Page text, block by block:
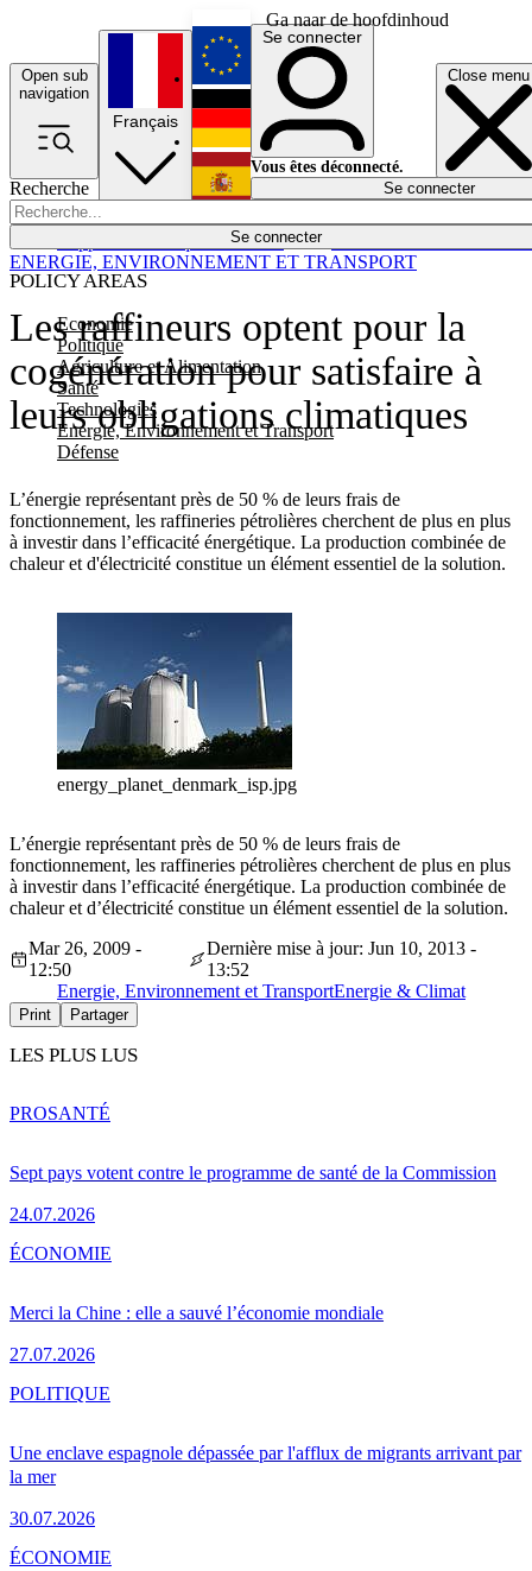
Ga naar de hoofdinhoud
Open sub
navigation
Close menu
Recherche
Se connecter
POLICY AREAS
Economie
Politique
Agriculture et Alimentation
Santé
Technologies
Energie, Environnement et Transport
Défense
Économie
Français
English
Deutsch
Español
Se connecter
Vous êtes déconnecté.
Se connecter
Les raffineurs optent pour la
cogénération pour satisfaire à
leurs obligations climatiques
L’énergie représentant près de 50 % de leurs frais de
fonctionnement, les raffineries pétrolières cherchent de plus en plus
à investir dans l’efficacité énergétique. La production combinée de
chaleur et d'électricité constitue un élément essentiel de la solution.
ENERGIE, ENVIRONNEMENT ET TRANSPORT
energy_planet_denmark_isp.jpg
L’énergie représentant près de 50 % de leurs frais de
fonctionnement, les raffineries pétrolières cherchent de plus en plus
à investir dans l’efficacité énergétique. La production combinée de
chaleur et d’électricité constitue un élément essentiel de la solution.
Mar 26, 2009 -
12:50
Dernière mise à jour: Jun 10, 2013 -
13:52
Energie, Environnement et TransportEnergie & Climat
Print Partager
LES PLUS LUS
Sept pays votent contre le programme de santé de la Commission
24.07.2026
PROSANTÉ
Merci la Chine : elle a sauvé l’économie mondiale
27.07.2026
ÉCONOMIE
Une enclave espagnole dépassée par l'afflux de migrants arrivant par
la mer
30.07.2026
POLITIQUE
ÉCONOMIE